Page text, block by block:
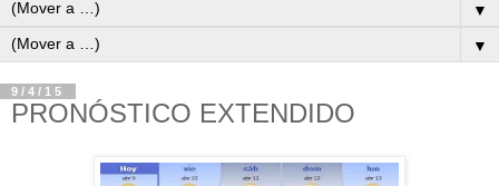
▼
▼
9/4/15
PRONÓSTICO EXTENDIDO